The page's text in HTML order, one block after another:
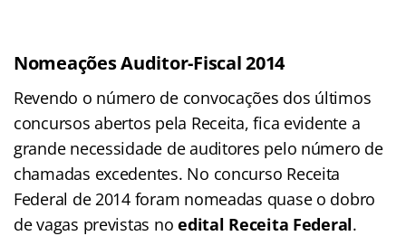
Nomeações Auditor-Fiscal 2014
Revendo o número de convocações dos últimos
concursos abertos pela Receita, fica evidente a
grande necessidade de auditores pelo número de
chamadas excedentes. No concurso Receita
Federal de 2014 foram nomeadas quase o dobro
de vagas previstas noedital Receita Federal.